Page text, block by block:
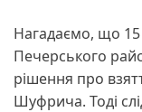
Нагадаємо, що 15
Печерського
рішення про
Шуфрича. Тоді